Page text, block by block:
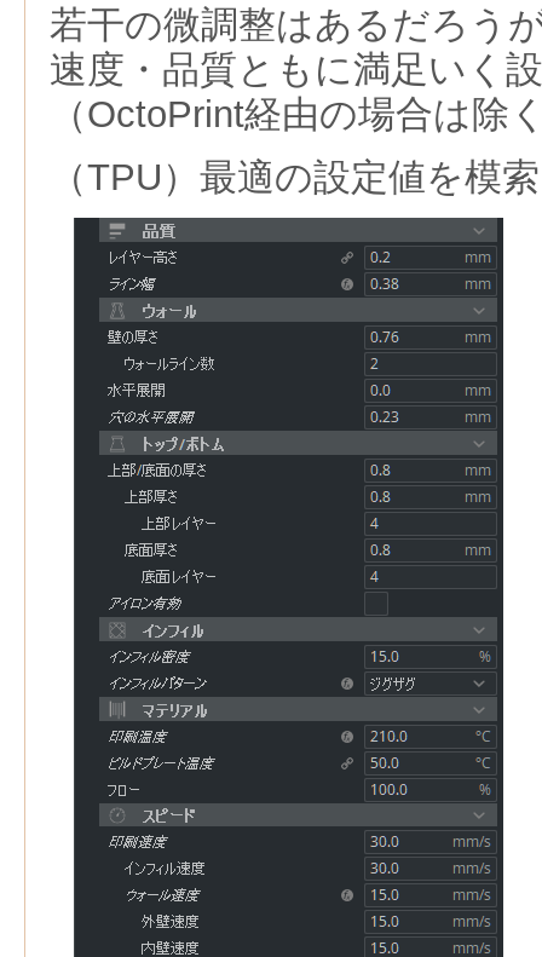
若干の微調整はあるだろう
速度・品質ともに満足いく
（OctoPrint経由の場合は除
（TPU）最適の設定値を模